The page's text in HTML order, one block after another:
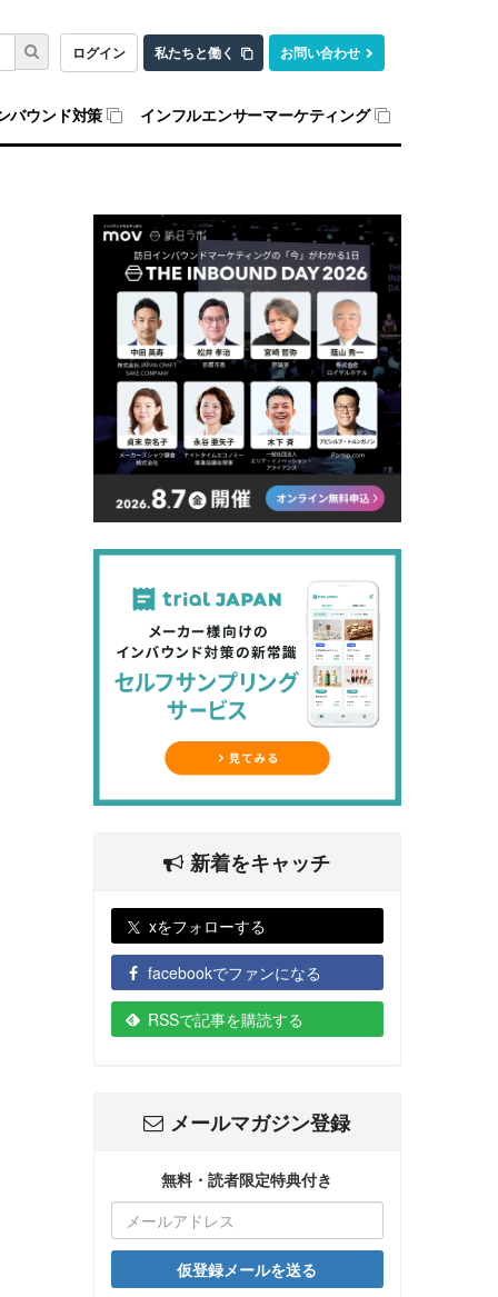
ログイン 私たちと働く お問い合わせ
バウンド対策 インフルエンサーマーケティング
新着をキャッチ
xをフォローする
facebookでファンになる
RSSで記事を購読する
メールマガジン登録
無料・読者限定特典付き
仮登録メールを送る